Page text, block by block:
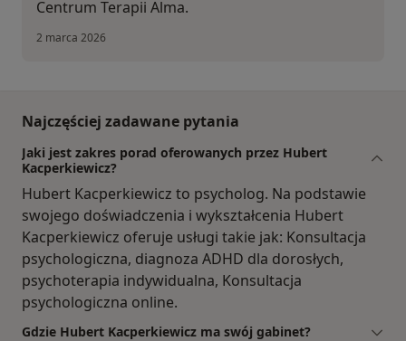
Centrum Terapii Alma.
2 marca 2026
Najczęściej zadawane pytania
Jaki jest zakres porad oferowanych przez Hubert
Kacperkiewicz?
Hubert Kacperkiewicz to psycholog. Na podstawie
swojego doświadczenia i wykształcenia Hubert
Kacperkiewicz oferuje usługi takie jak: Konsultacja
psychologiczna, diagnoza ADHD dla dorosłych,
psychoterapia indywidualna, Konsultacja
psychologiczna online.
Gdzie Hubert Kacperkiewicz ma swój gabinet?